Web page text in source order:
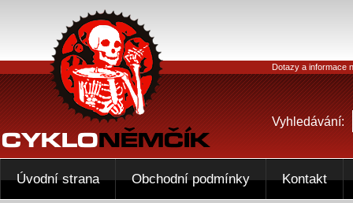
Dotazy a informace
Vyhledávání:
Úvodní strana Obchodní podmínky Kontakt